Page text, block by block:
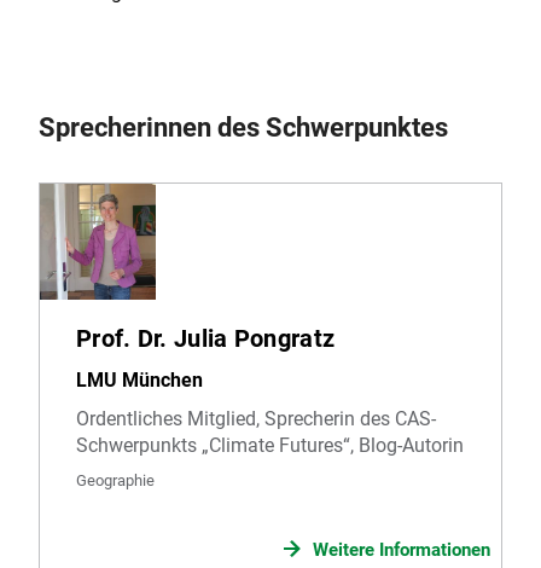
Sprecherinnen des Schwerpunktes
Prof. Dr. Julia Pongratz
LMU München
Ordentliches Mitglied, Sprecherin des CAS-
Schwerpunkts „Climate Futures“, Blog-Autorin
Geographie
Weitere Informationen